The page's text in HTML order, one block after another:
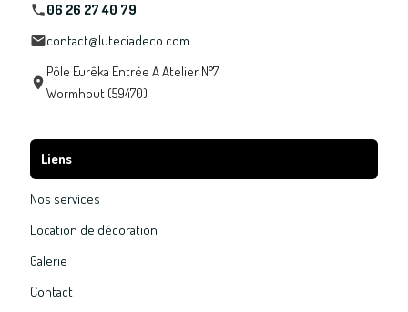
06 26 27 40 79
contact@luteciadeco.com
Pôle Eurêka Entrée A Atelier N°7
Wormhout (59470)
Liens
Nos services
Location de décoration
Galerie
Contact